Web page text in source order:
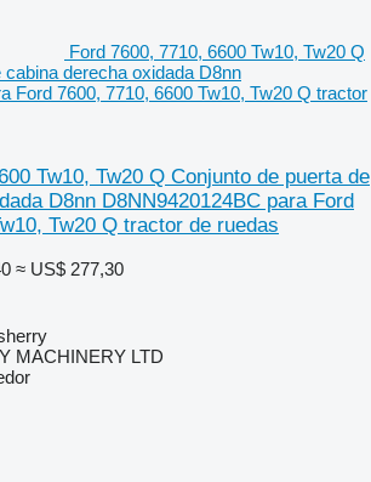
Ford 7600, 7710, 6600 Tw10, Tw20 Q
derecha oxidada D8nn
Ford 7600, 7710, 6600 Tw10, Tw20 Q tractor
Tw10, Tw20 Q Conjunto de puerta de
D8nn D8NN9420124BC para Ford
Tw20 Q tractor de ruedas
≈ US$ 277,30
MACHINERY LTD